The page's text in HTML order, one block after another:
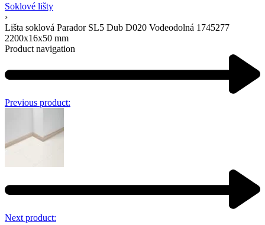
Soklové lišty
›
Lišta soklová Parador SL5 Dub D020 Vodeodolná 1745277
2200x16x50 mm
Product navigation
Previous product:
Next product: